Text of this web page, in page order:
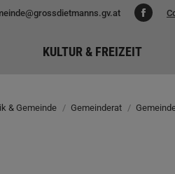
KULTUR & FREIZEIT
& Gemeinde Gemeinderat